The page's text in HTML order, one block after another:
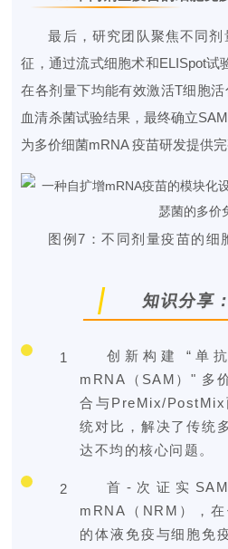
最后，研究团队聚焦不同
征，通过流式细胞术和ELISpot试
在各剂量下均能有效激活T细胞
血清杀菌试验结果，最终确立
为多价细菌mRNA 疫苗研发提供完
图例7 ：不同剂量疫苗的细
知识分享
1 创新构建 “单
mRNA（SAM）" 多
合与PreMix/
统对比，解决了传统
达不均的核心问题。
2
首-次证实
mRNA（NRM），
的体液免疫与细胞免